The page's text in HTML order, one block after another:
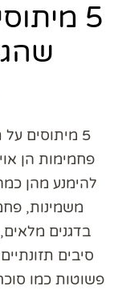
5
פחמימות הן
להימנע מהן
משמינות,
בדגנים
סיבים
פשוטות כמו